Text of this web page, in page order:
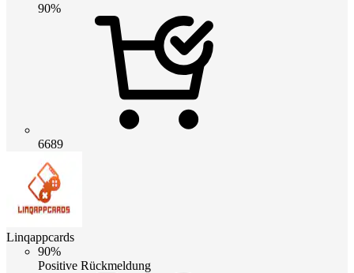
90%
6689
Linqappcards
90%
Positive Rückmeldung